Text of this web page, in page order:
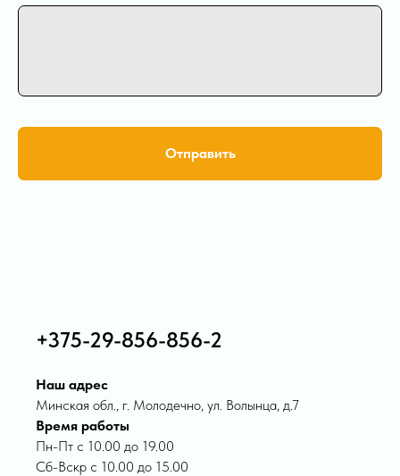
Отправить
+375-29-856-856-2
Наш адрес
Минская обл., г. Молодечно, ул. Волынца, д.7
Время работы
Пн-Пт с 10.00 до 19.00
Сб-Вскр с 10.00 до 15.00